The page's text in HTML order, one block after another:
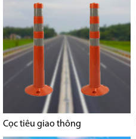
Cọc tiêu giao thông